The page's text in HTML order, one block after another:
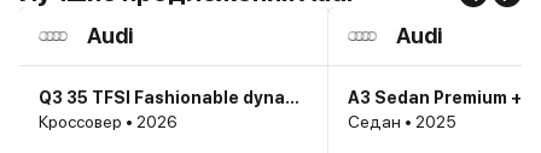
Audi
Q3 35 TFSI Fashionable dynamic
Кроссовер • 2026
Audi
Седан • 2025